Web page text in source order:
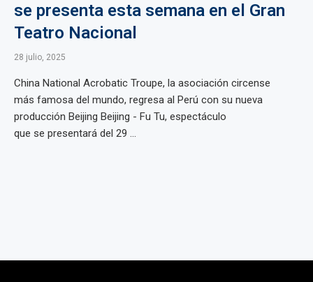
se presenta esta semana en el Gran
Teatro Nacional
28 julio, 2025
China National Acrobatic Troupe, la asociación circense
más famosa del mundo, regresa al Perú con su nueva
producción Beijing Beijing - Fu Tu, espectáculo
que se presentará del 29 ...